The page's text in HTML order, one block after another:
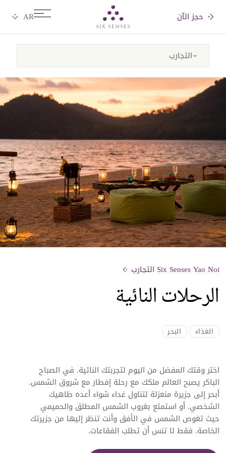
حجز الآن
Six Senses Yao Noi التجارب
الرحلات النائية
الغذاء البحر
اختر وقتك المفضل من اليوم لتجربتك النائية. في الصباح
الباكر يصبح العالم ملكك مع رحلة إفطار مع شروق الشمس.
أبحر إلى جزيرة منعزلة لتناول غداء شواء أعده طاهيك
الشخصي. أو استمتع بغروب الشمس المطلق والحميمي
حيث تغوص الشمس في الأفق وأنت تنظر إليها من جزيرتك
الخاصة. فقط لا تنس أن تطلب الفقاعات.